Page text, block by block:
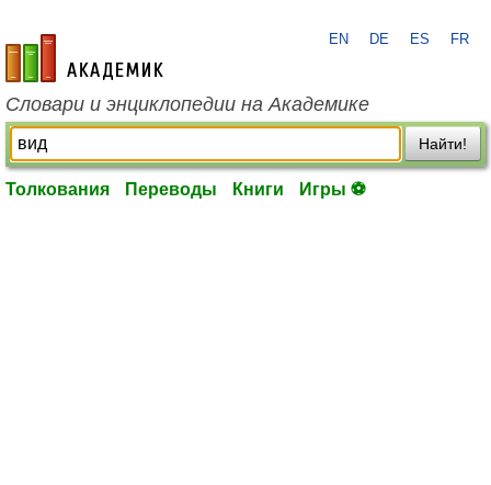
academic.ru
EN DE ES FR
Словари и энциклопедии на Академике
Найти!
Толкования Переводы Книги Игры ⚽